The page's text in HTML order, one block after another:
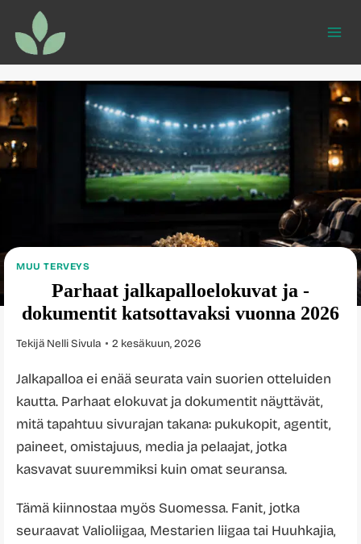
sisältöön
MUU TERVEYS
Parhaat jalkapalloelokuvat ja -
dokumentit katsottavaksi vuonna 2026
Tekijä Nelli Sivula 2 kesäkuun, 2026
Jalkapalloa ei enää seurata vain suorien otteluiden
kautta. Parhaat elokuvat ja dokumentit näyttävät,
mitä tapahtuu sivurajan takana: pukukopit, agentit,
paineet, omistajuus, media ja pelaajat, jotka
kasvavat suuremmiksi kuin omat seuransa.
Tämä kiinnostaa myös Suomessa. Fanit, jotka
seuraavat Valioliigaa, Mestarien liigaa tai Huuhkajia,